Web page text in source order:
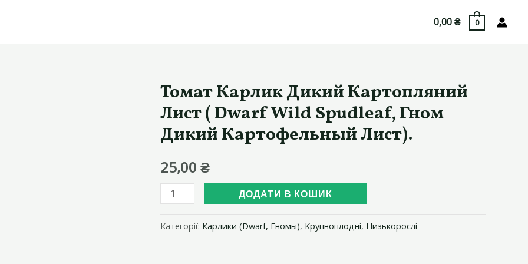
0,00₴ 0
Томат Карлик Дикий Картопляний
Лист ( Dwarf Wild Spudleaf, Гном
Дикий Картофельный Лист).
25,00 ₴
Томат
Дикий
ДОДАТИ В КОШИК
Категорії: Карлики (Dwarf, Гномы), Крупноплодні, Низькорослі